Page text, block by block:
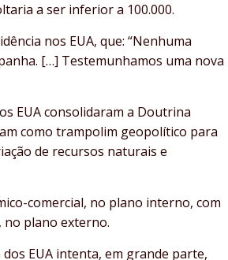
a ser inferior a 100.000.
nos EUA, que: “Nenhuma
[…] Testemunhamos uma nova
EUA consolidaram a Doutrina
como trampolim geopolítico para
de recursos naturais e
comercial, no plano interno, com
plano externo.
EUA intenta, em grande parte,